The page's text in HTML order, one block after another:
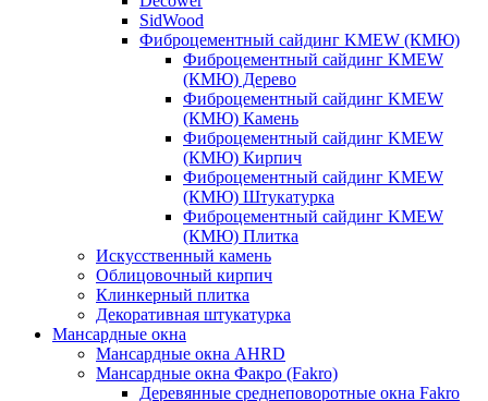
SidWood
Фиброцементный сайдинг KMEW (КМЮ)
Фиброцементный сайдинг KMEW
(КМЮ) Дерево
Фиброцементный сайдинг KMEW
(КМЮ) Камень
Фиброцементный сайдинг KMEW
(КМЮ) Кирпич
Фиброцементный сайдинг KMEW
(КМЮ) Штукатурка
Фиброцементный сайдинг KMEW
(КМЮ) Плитка
Искусственный камень
Облицовочный кирпич
Клинкерный плитка
Декоративная штукатурка
Мансардные окна
Мансардные окна AHRD
Мансардные окна Факро (Fakro)
Деревянные среднеповоротные окна Fakro